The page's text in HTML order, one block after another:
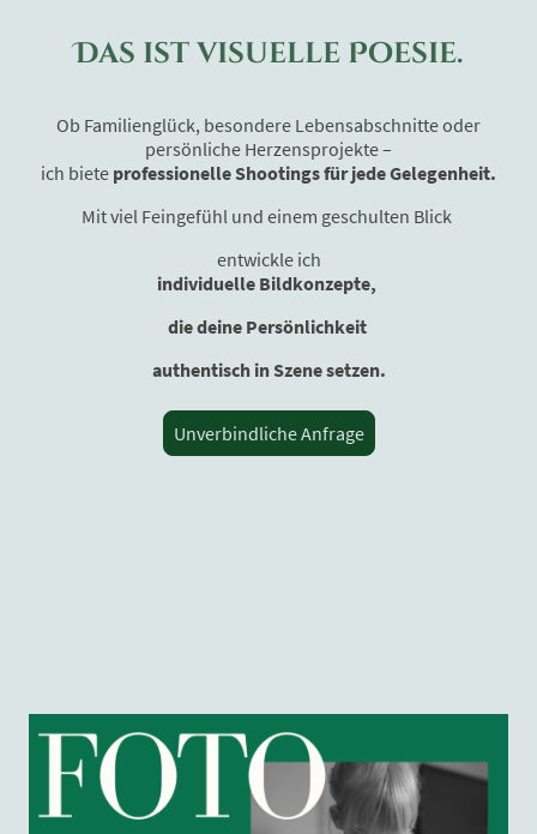
Das ist visuelle Poesie.
Ob Familienglück, besondere Lebensabschnitte oder
persönliche Herzensprojekte –
ich biete professionelle Shootings für jede Gelegenheit.
Mit viel Feingefühl und einem geschulten Blick
entwickle ich
individuelle Bildkonzepte,
die deine Persönlichkeit
authentisch in Szene setzen.
Unverbindliche Anfrage